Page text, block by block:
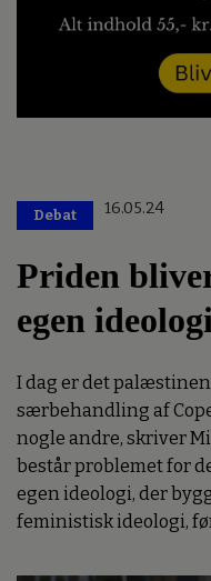
Debat 16.05.24
Priden
egen ideologi
I dag er det
særbehandling af
nogle andre, skriver
består problemet for
egen ideologi, der
feministisk ideologi,